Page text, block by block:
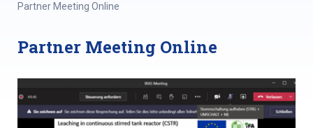
Partner Meeting Online
Partner Meeting Online